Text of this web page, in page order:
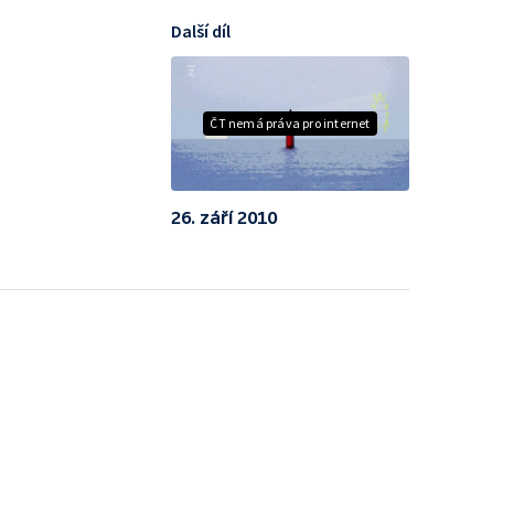
ČT nemá práva pro internet
Další díl
26. září 2010